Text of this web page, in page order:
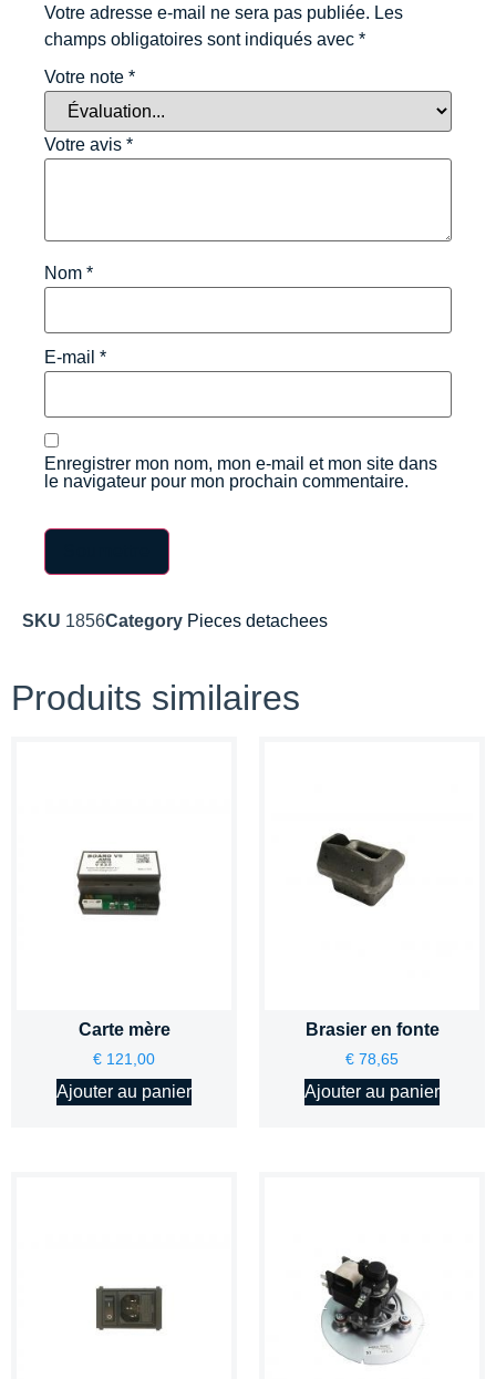
Votre adresse e-mail ne sera pas publiée. Les
champs obligatoires sont indiqués avec *
Votre note *
Votre avis *
Nom *
E-mail *
Enregistrer mon nom, mon e-mail et mon site dans
le navigateur pour mon prochain commentaire.
SKU 1856Category Pieces detachees
Produits similaires
Carte mère
€ 121,00
Ajouter au panier
Brasier en fonte
€ 78,65
Ajouter au panier